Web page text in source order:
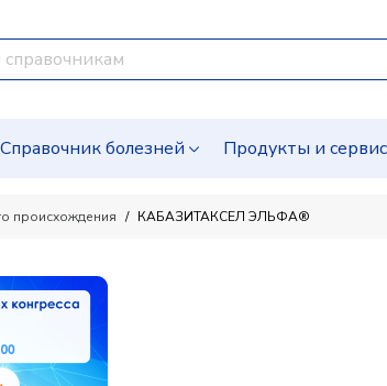
Справочник болезней Продукты и
происхождения КАБАЗИТАКСЕЛ ЭЛЬФА®